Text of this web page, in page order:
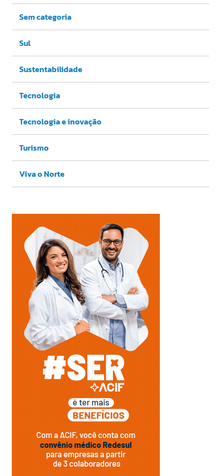
Sem categoria
Sul
Sustentabilidade
Tecnologia
Tecnologia e inovação
Turismo
Viva o Norte